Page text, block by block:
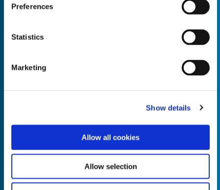
Preferences
Statistics
Marketing
Show details
Allow all cookies
Allow selection
Unit of Measure*